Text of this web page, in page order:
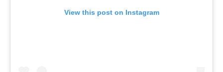
View this post on Instagram